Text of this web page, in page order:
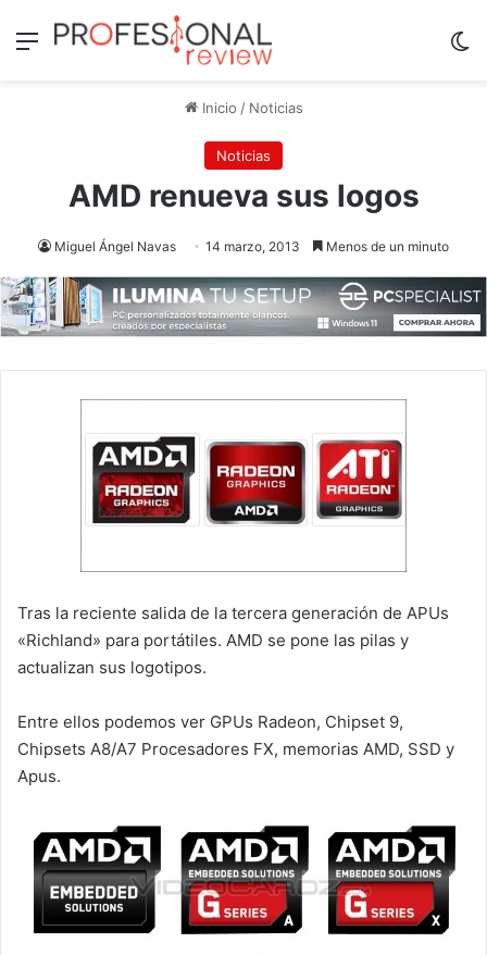
Menú
Inicio / Noticias
Noticias
AMD renueva sus logos
Miguel Ángel Navas 14 marzo, 2013 Menos de un minuto
Tras la reciente salida de la tercera generación de APUs
«Richland» para portátiles. AMD se pone las pilas y
actualizan sus logotipos.
Entre ellos podemos ver GPUs Radeon, Chipset 9,
Chipsets A8/A7 Procesadores FX, memorias AMD, SSD y
Apus.